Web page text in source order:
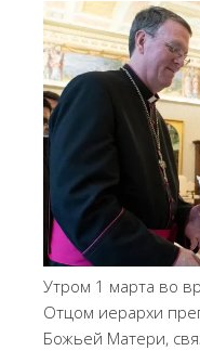
Утром 1 марта во
Отцом иерархи
Божьей Матери,